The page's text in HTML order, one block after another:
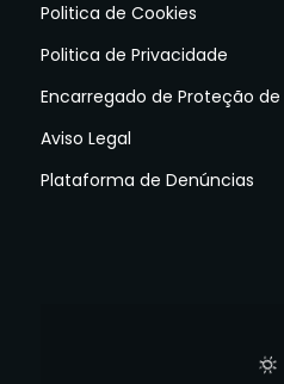
Politica de Cookies
Politica de Privacidade
Encarregado de Proteção de
Aviso Legal
Plataforma de Denúncias